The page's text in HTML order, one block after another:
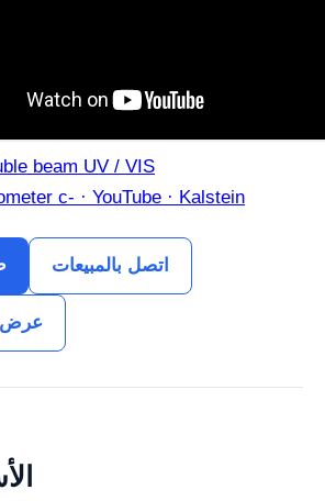
beam UV / VIS
c- · YouTube · Kalstein
اتصل بالمبيعات
عرض